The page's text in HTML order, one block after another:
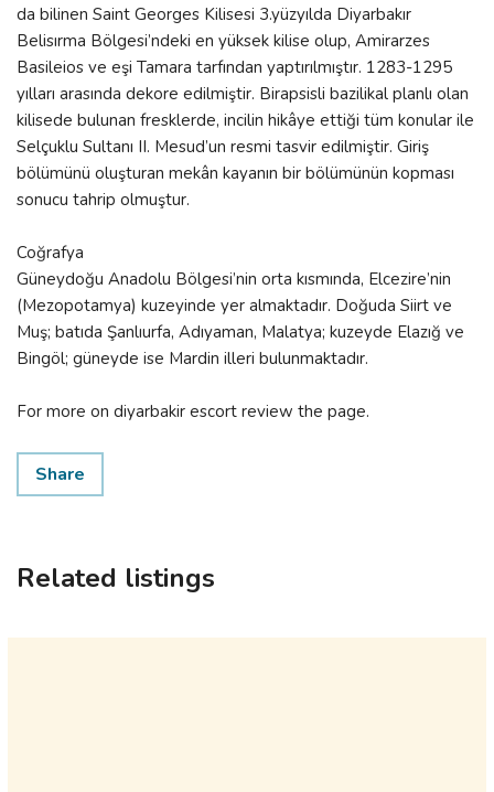
da bilinen Saint Georges Kilisesi 3.yüzyılda Diyarbakır
Belisırma Bölgesi’ndeki en yüksek kilise olup, Amirarzes
Basileios ve eşi Tamara tarfından yaptırılmıştır. 1283-1295
yılları arasında dekore edilmiştir. Birapsisli bazilikal planlı olan
kilisede bulunan fresklerde, incilin hikâye ettiği tüm konular ile
Selçuklu Sultanı II. Mesud’un resmi tasvir edilmiştir. Giriş
bölümünü oluşturan mekân kayanın bir bölümünün kopması
sonucu tahrip olmuştur.
Coğrafya
Güneydoğu Anadolu Bölgesi’nin orta kısmında, Elcezire’nin
(Mezopotamya) kuzeyinde yer almaktadır. Doğuda Siirt ve
Muş; batıda Şanlıurfa, Adıyaman, Malatya; kuzeyde Elazığ ve
Bingöl; güneyde ise Mardin illeri bulunmaktadır.
For more on diyarbakir escort review the page.
Share
Related listings